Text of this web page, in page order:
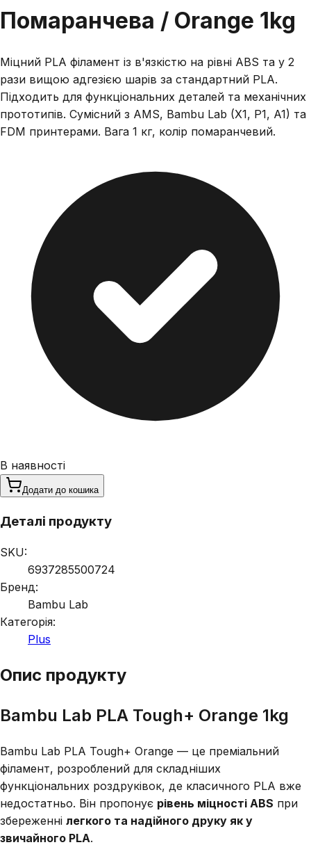
Помаранчева / Orange 1kg
Міцний PLA філамент із в'язкістю на рівні ABS та у 2
рази вищою адгезією шарів за стандартний PLA.
Підходить для функціональних деталей та механічних
прототипів. Сумісний з AMS, Bambu Lab (X1, P1, A1) та
FDM принтерами. Вага 1 кг, колір помаранчевий.
В наявності
Додати до кошика
Деталі продукту
SKU:
6937285500724
Бренд:
Bambu Lab
Категорія:
Plus
Опис продукту
Bambu Lab PLA Tough+ Orange 1kg
Bambu Lab PLA Tough+ Orange — це преміальний
філамент, розроблений для складніших
функціональних роздруківок, де класичного PLA вже
недостатньо. Він пропонує рівень міцності ABS при
збереженні легкого та надійного друку як у
звичайного PLA.